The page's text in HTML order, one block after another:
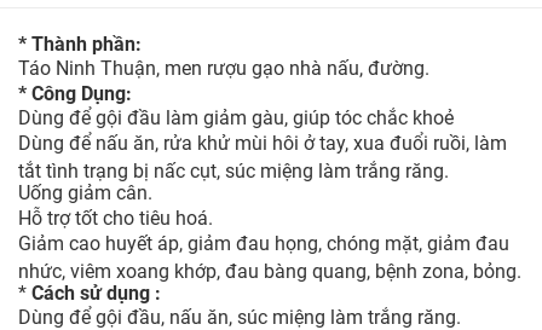
* Thành phần:
Táo Ninh Thuận, men rượu gạo nhà nấu, đường.
* Công Dụng:
Dùng để gội đầu làm giảm gàu, giúp tóc chắc khoẻ
Dùng để nấu ăn, rửa khử mùi hôi ở tay, xua đuổi ruồi, làm
tắt tình trạng bị nấc cụt, súc miệng làm trắng răng.
Uống giảm cân.
Hỗ trợ tốt cho tiêu hoá.
Giảm cao huyết áp, giảm đau họng, chóng mặt, giảm đau
nhức, viêm xoang khớp, đau bàng quang, bệnh zona, bỏng.
* Cách sử dụng :
Dùng để gội đầu, nấu ăn, súc miệng làm trắng răng.